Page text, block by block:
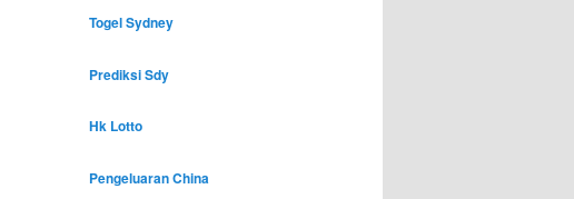
Togel Sydney
Prediksi Sdy
Hk Lotto
Pengeluaran China